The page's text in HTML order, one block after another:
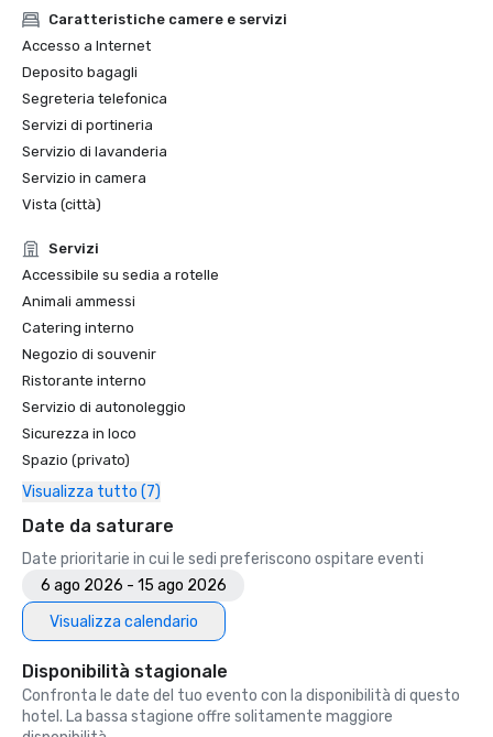
and Culture Lover
•	Haute Living San Francisco - San Francisco’s Palace
Hotel Celebrates 150 Years
2024
•	Travel + Leisure - Best Hotels in SF - Hotel with the Best
Amenities
Unforgettable Caviar Experiences
•	SF Gate – Best of the Bay Area – 5 Top Best Hotels
•	Travelers’ Choice Awards -  Best of the Best
•	Destination I Do – One of the 6 Best LGBTQ+ Wedding
Destinations in US (top listing)
•	Insidehook – Best Hotel Bar in SF
•	SF Travel – Top Rated Luxury Hotels in SF
•	Timeout – One of the Best Luxury Hotels in SF
2023
•	Conde Nast Traveller Top Hotel
Caratteristiche camere e servizi
Accesso a Internet
Deposito bagagli
Segreteria telefonica
Servizi di portineria
Servizio di lavanderia
Servizio in camera
Vista (città)
Servizi
Accessibile su sedia a rotelle
Animali ammessi
Catering interno
Negozio di souvenir
Ristorante interno
Servizio di autonoleggio
Sicurezza in loco
Spazio (privato)
Visualizza tutto (7)
Date da saturare
Date prioritarie in cui le sedi preferiscono ospitare eventi
6 ago 2026 - 15 ago 2026
Visualizza calendario
Disponibilità stagionale
Confronta le date del tuo evento con la disponibilità di questo
hotel. La bassa stagione offre solitamente maggiore